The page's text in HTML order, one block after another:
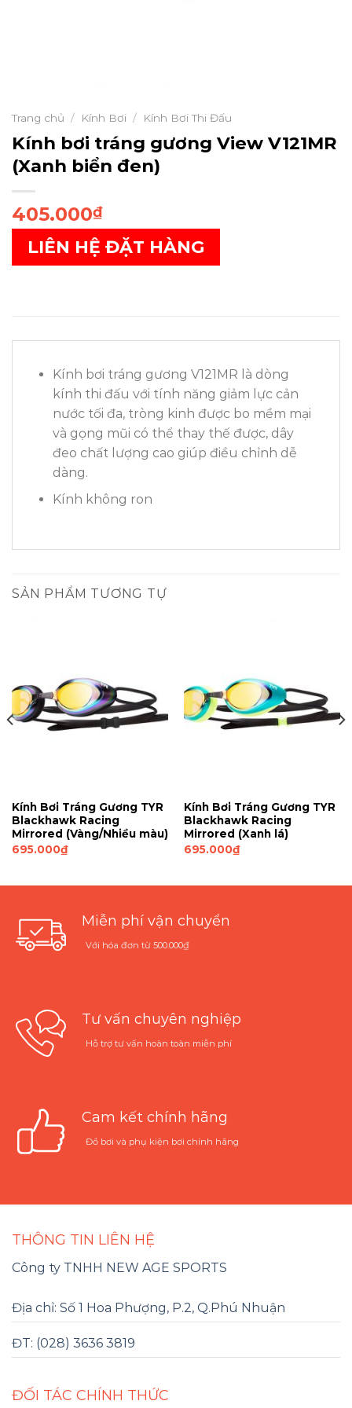
Trang chủ / Kính Bơi / Kính Bơi Thi Đấu
Kính bơi tráng gương View V121MR
(Xanh biển đen)
405.000₫
LIÊN HỆ ĐẶT HÀNG
Kính bơi tráng gương V121MR là dòng
kính thi đấu với tính năng giảm lực cản
nước tối đa, tròng kinh được bo mềm mại
và gọng mũi có thể thay thế được, dây
đeo chất lượng cao giúp điều chỉnh dễ
dàng.
Kính không ron
SẢN PHẨM TƯƠNG TỰ
Kính Bơi Tráng Gương TYR
Blackhawk Racing
Mirrored (Vàng/Nhiều màu)
695.000₫
Kính Bơi Tráng Gương TYR
Blackhawk Racing
Mirrored (Xanh lá)
695.000₫
Miễn phí vận chuyển
Với hóa đơn từ 500.000₫
Tư vấn chuyên nghiệp
Hỗ trợ tư vấn hoàn toàn miễn phí
Cam kết chính hãng
Đồ bơi và phụ kiện bơi chính hãng
THÔNG TIN LIÊN HỆ
Công ty TNHH NEW AGE SPORTS
Địa chỉ: Số 1 Hoa Phượng, P.2, Q.Phú Nhuận
ĐT: (028) 3636 3819
ĐỐI TÁC CHÍNH THỨC